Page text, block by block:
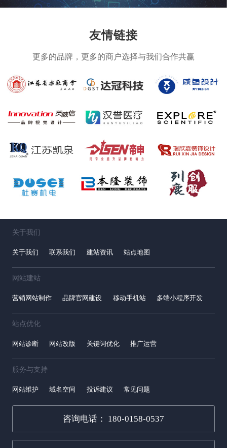
友情链接
更多的品牌，更多的商户选择与我们合作共赢
关于我们
关于我们 联系我们 建站资讯 站点地图
网站建站
营销网站制作 品牌官网建设 移动手机站 多端小程序开发
站点优化
网站诊断 网站改版 关键词优化 推广运营
服务与支持
网站维护 域名空间 投诉建议 常见问题
咨询电话： 180-0158-0537